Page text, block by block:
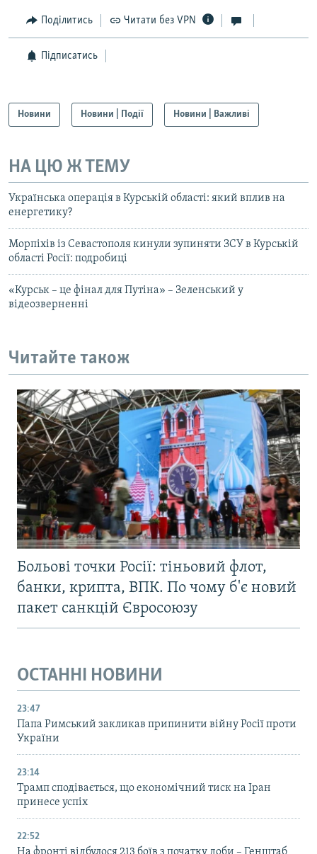
Поділитись Читати без VPN
Підписатись
Новини Новини | Події Новини | Важливі
НА ЦЮ Ж ТЕМУ
Українська операція в Курській області: який вплив на
енергетику?
Морпіхів із Севастополя кинули зупиняти ЗСУ в Курській
області Росії: подробиці
«Курськ – це фінал для Путіна» – Зеленський у
відеозверненні
Читайте також
Больові точки Росії: тіньовий флот,
банки, крипта, ВПК. По чому б'є новий
пакет санкцій Євросоюзу
ОСТАННІ НОВИНИ
23:47
Папа Римський закликав припинити війну Росії проти
України
23:14
Трамп сподівається, що економічний тиск на Іран
принесе успіх
22:52